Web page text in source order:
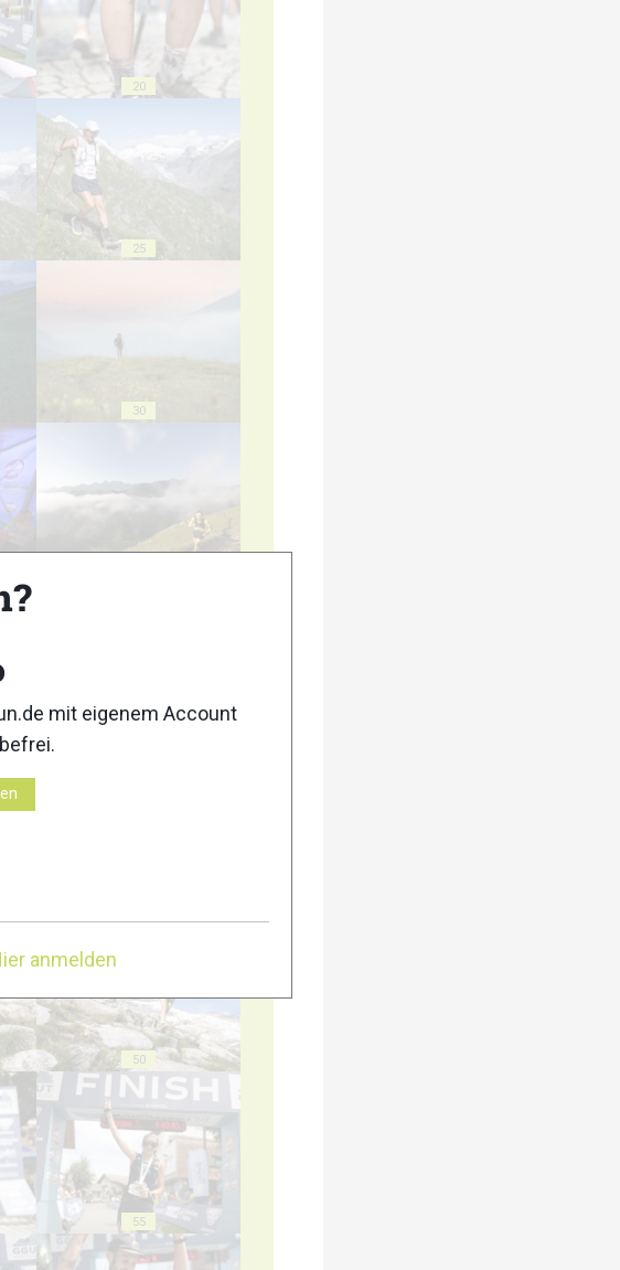
20
25
30
50
55
mit eigenem Account
anmelden